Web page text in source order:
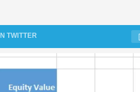
TWITTER